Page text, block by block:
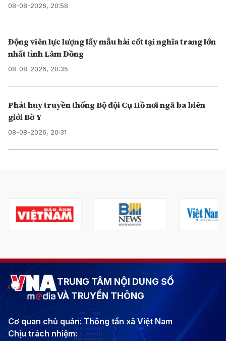
08-08-2026, 20:58
Động viên lực lượng lấy mẫu hài cốt tại nghĩa trang lớn
nhất tỉnh Lâm Đồng
08-08-2026, 20:35
Phát huy truyền thống Bộ đội Cụ Hồ nơi ngã ba biên
giới Bờ Y
08-08-2026, 20:31
TRUNG TÂM NỘI DUNG SỐ
VÀ TRUYỀN THÔNG
Cơ quan chủ quản: Thông tấn xã Việt Nam
Chịu trách nhiệm: